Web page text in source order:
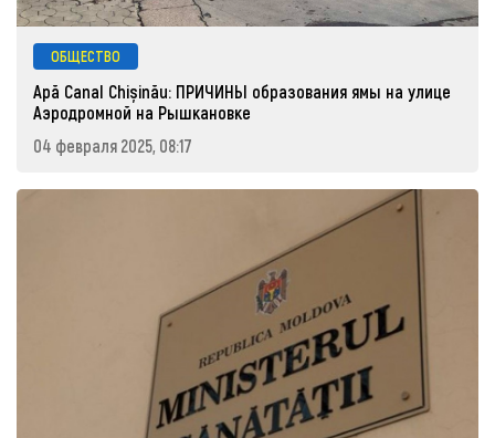
ОБЩЕСТВО
Apă Canal Chișinău: ПРИЧИНЫ образования ямы на улице
Аэродромной на Рышкановке
04 февраля 2025, 08:17